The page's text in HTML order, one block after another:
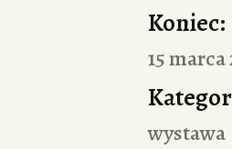
Koniec:
15 marca
wystawa